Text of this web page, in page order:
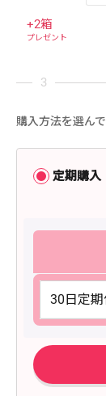
+2箱
プレゼント
購入方法を選ん
定期購入